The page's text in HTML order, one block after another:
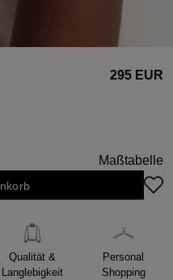
295 EUR
verfügbar.)
Maßtabelle
Qualität &
Langlebigkeit
Personal
Shopping